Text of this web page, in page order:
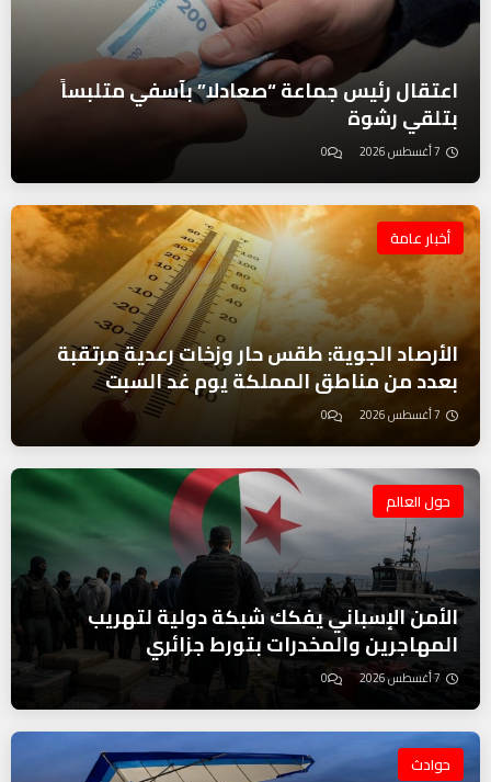
اعتقال رئيس جماعة “صعادلا” بآسفي متلبساً
بتلقي رشوة
7 أغسطس 2026 0
أخبار عامة
الأرصاد الجوية: طقس حار وزخات رعدية مرتقبة
بعدد من مناطق المملكة يوم غد السبت
7 أغسطس 2026 0
حول العالم
الأمن الإسباني يفكك شبكة دولية لتهريب
المهاجرين والمخدرات بتورط جزائري
7 أغسطس 2026 0
حوادث